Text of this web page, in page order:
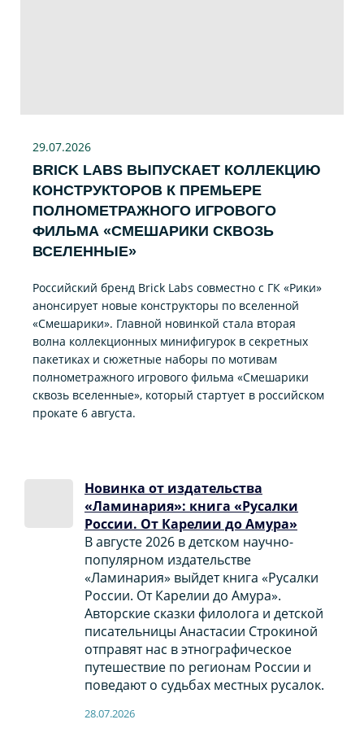
29.07.2026
BRICK LABS ВЫПУСКАЕТ КОЛЛЕКЦИЮ
КОНСТРУКТОРОВ К ПРЕМЬЕРЕ
ПОЛНОМЕТРАЖНОГО ИГРОВОГО
ФИЛЬМА «CМЕШАРИКИ СКВОЗЬ
ВСЕЛЕННЫЕ»
Российский бренд Brick Labs совместно с ГК «Рики»
анонсирует новые конструкторы по вселенной
«Смешарики». Главной новинкой стала вторая
волна коллекционных минифигурок в секретных
пакетиках и сюжетные наборы по мотивам
полнометражного игрового фильма «Смешарики
сквозь вселенные», который стартует в российском
прокате 6 августа.
Новинка от издательства
«Ламинария»: книга «Русалки
России. От Карелии до Амура»
В августе 2026 в детском научно-
популярном издательстве
«Ламинария» выйдет книга «Русалки
России. От Карелии до Амура».
Авторские сказки филолога и детской
писательницы Анастасии Строкиной
отправят нас в этнографическое
путешествие по регионам России и
поведают о судьбах местных русалок.
28.07.2026